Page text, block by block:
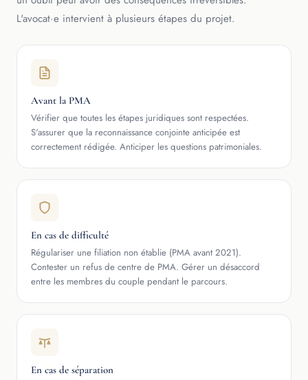
L'avocat·e intervient à plusieurs étapes du projet.
Avant la PMA
Vérifier que toutes les étapes juridiques sont respectées.
S'assurer que la reconnaissance conjointe anticipée est
correctement rédigée. Anticiper les questions patrimoniales.
En cas de difficulté
Régulariser une filiation non établie (PMA avant 2021).
Contester un refus de centre de PMA. Gérer un désaccord
entre les membres du couple pendant le parcours.
En cas de séparation